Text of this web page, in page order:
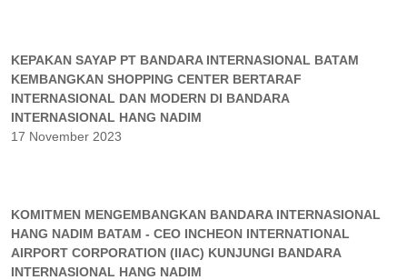
KEPAKAN SAYAP PT BANDARA INTERNASIONAL BATAM
KEMBANGKAN SHOPPING CENTER BERTARAF
INTERNASIONAL DAN MODERN DI BANDARA
INTERNASIONAL HANG NADIM
17 November 2023
KOMITMEN MENGEMBANGKAN BANDARA INTERNASIONAL
HANG NADIM BATAM - CEO INCHEON INTERNATIONAL
AIRPORT CORPORATION (IIAC) KUNJUNGI BANDARA
INTERNASIONAL HANG NADIM